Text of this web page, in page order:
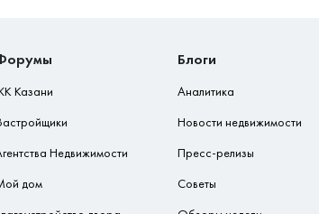
Казани
Недвижимости
дом
Блоги
Аналитика
Новости недвижимости
Пресс-релизы
Советы